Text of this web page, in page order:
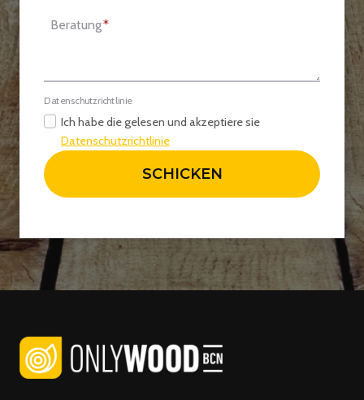
Beratung*
Datenschutzrichtlinie
Ich habe die gelesen und akzeptiere sie
Datenschutzrichtlinie
SCHICKEN